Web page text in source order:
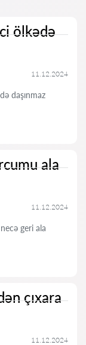
ölkədə
11.12.2024
daşınmaz
ala
11.12.2024
geri ala
çıxara
11.12.2024